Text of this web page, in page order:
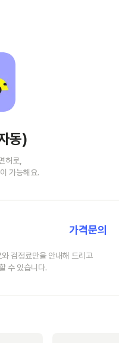
동)
허로,
가능해요.
가격문의
검정료만을 안내해 드리고
수 있습니다.